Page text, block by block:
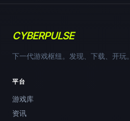
CYBERPULSE
下一代游戏枢纽。发现、下载、开玩。
平台
游戏库
资讯